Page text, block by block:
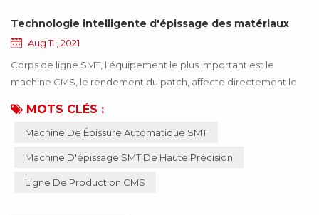
Technologie intelligente d'épissage des matériaux
Aug 11 , 2021
Corps de ligne SMT, l'équipement le plus important est le
machine CMS, le rendement du patch, affecte directement le
inexact, entraînant un fonctionnement anormal de la machine
SMT, l'ensemble du produit cessera de fonctionner, ce qui
peuvent être évitées grâce à la mise ...
MOTS CLÉS :
Machine De Épissure Automatique SMT
Machine D'épissage SMT De Haute Précision
Ligne De Production CMS